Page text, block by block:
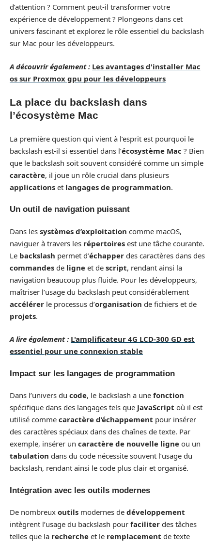
d’attention ? Comment peut-il transformer votre
expérience de développement ? Plongeons dans cet
univers fascinant et explorez le rôle essentiel du backslash
sur Mac pour les développeurs.
A découvrir également : Les avantages d'installer Mac
os sur Proxmox gpu pour les développeurs
La place du backslash dans
l’écosystème Mac
La première question qui vient à l’esprit est pourquoi le
backslash est-il si essentiel dans l’écosystème Mac ? Bien
que le backslash soit souvent considéré comme un simple
caractère, il joue un rôle crucial dans plusieurs
applications et langages de programmation.
Un outil de navigation puissant
Dans les systèmes d’exploitation comme macOS,
naviguer à travers les répertoires est une tâche courante.
Le backslash permet d’échapper des caractères dans des
commandes de ligne et de script, rendant ainsi la
navigation beaucoup plus fluide. Pour les développeurs,
maîtriser l’usage du backslash peut considérablement
accélérer le processus d’organisation de fichiers et de
projets.
A lire également : L'amplificateur 4G LCD-300 GD est
essentiel pour une connexion stable
Impact sur les langages de programmation
Dans l’univers du code, le backslash a une fonction
spécifique dans des langages tels que JavaScript où il est
utilisé comme caractère d’échappement pour insérer
des caractères spéciaux dans des chaînes de texte. Par
exemple, insérer un caractère de nouvelle ligne ou un
tabulation dans du code nécessite souvent l’usage du
backslash, rendant ainsi le code plus clair et organisé.
Intégration avec les outils modernes
De nombreux outils modernes de développement
intègrent l’usage du backslash pour faciliter des tâches
telles que la recherche et le remplacement de texte